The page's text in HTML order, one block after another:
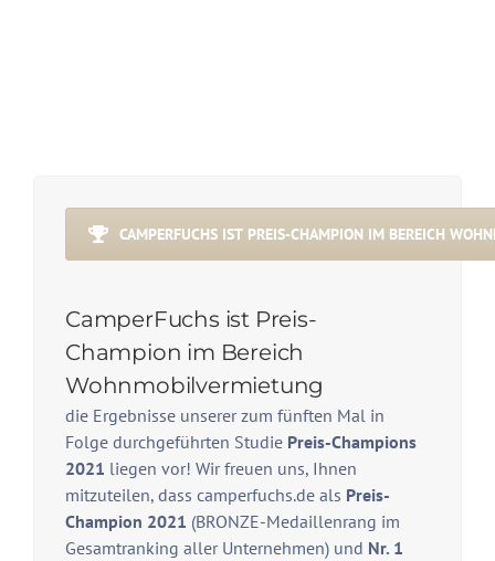
CAMPERFUCHS IST PREIS-CHAMPION IM BEREICH
CamperFuchs ist Preis-
Champion im Bereich
Wohnmobilvermietung
die Ergebnisse unserer zum fünften Mal in
Folge durchgeführten Studie Preis-Champions
2021 liegen vor! Wir freuen uns, Ihnen
mitzuteilen, dass camperfuchs.de als Preis-
Champion 2021 (BRONZE-Medaillenrang im
Gesamtranking aller Unternehmen) und Nr. 1